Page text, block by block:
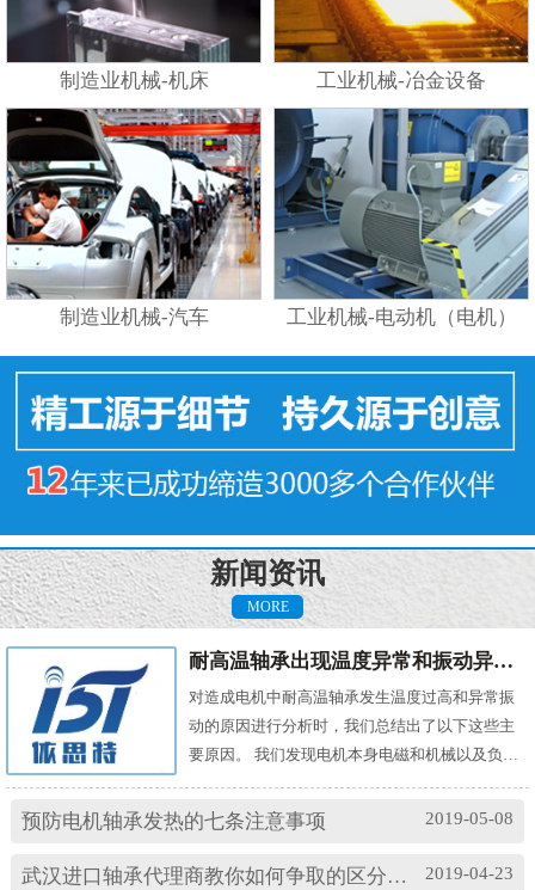
制造业机械-机床 工业机械-冶金设备
制造业机械-汽车 工业机械-电动机（电机）
新闻资讯
MORE
耐高温轴承出现温度异常和振动异常的原因有哪些？
对造成电机中耐高温轴承发生温度过高和异常振
动的原因进行分析时，我们总结出了以下这些主
要原因。 我们发现电机本身电磁和机械以及负载
振动产生影响。其中造成温度过高的原因主要
松；(3)轴承与轴套配合过松；(4)润滑油有杂质；
2019-05-08
预防电机轴承发热的七条注意事项
2019-04-23
武汉进口轴承代理商教你如何争取的区分高速轴承和低速轴承